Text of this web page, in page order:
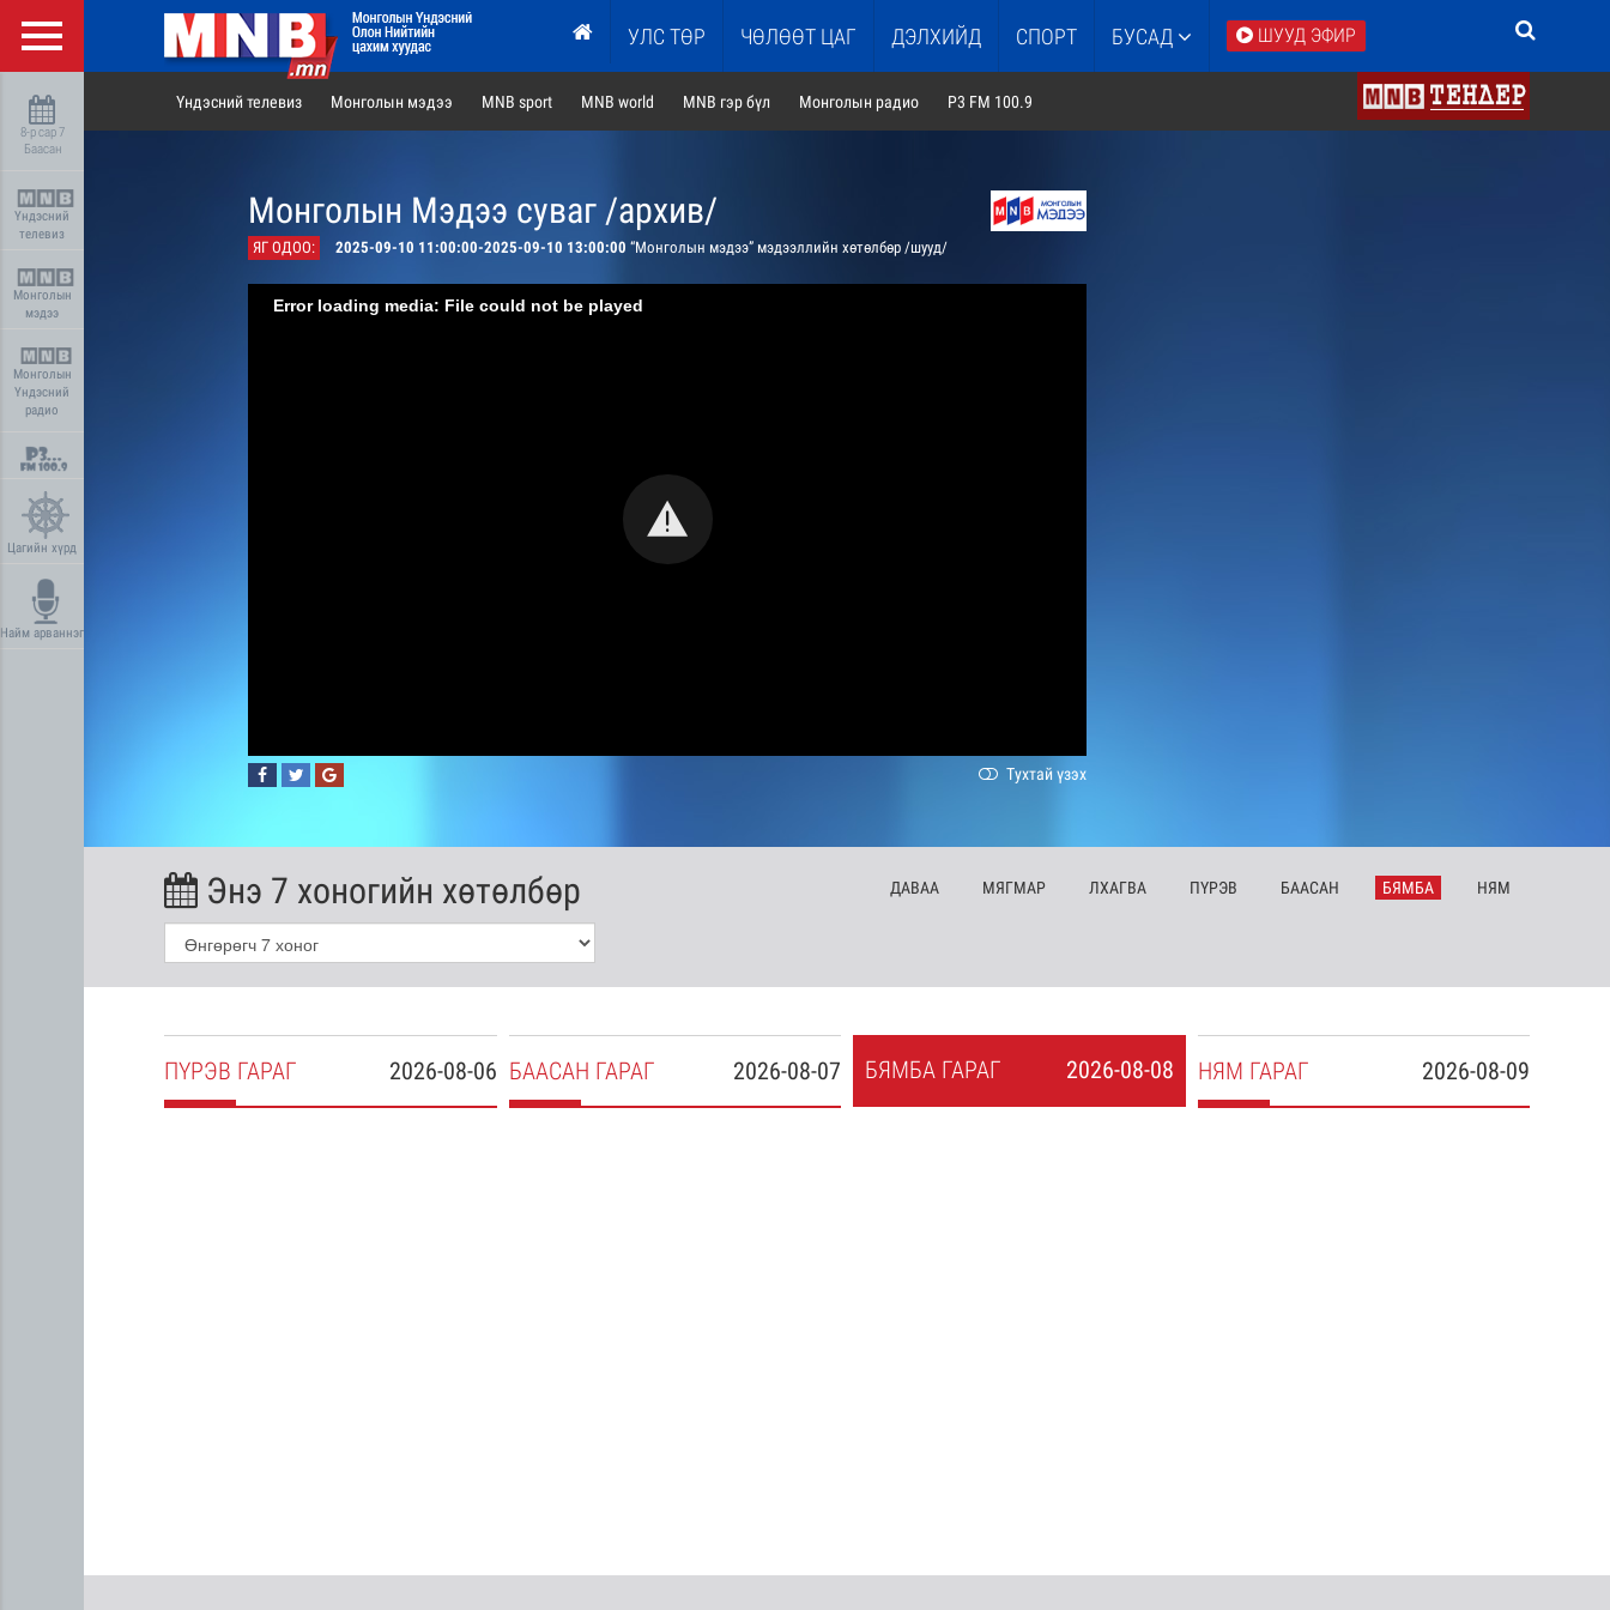
УЛС ТӨР ЧӨЛӨӨТ ЦАГ ДЭЛХИЙД СПОРТ БУСАД ШУУД ЭФИР
8-р сар 7
Баасан
Үндэсний
телевиз
Монголын
мэдээ
Монголын
Үндэсний
радио
Цагийн хүрд
Найм арваннэг
Үндэсний телевиз Монголын мэдээ MNB sport MNB world MNB гэр бүл Монголын радио P3 FM 100.9
Монголын Мэдээ суваг /архив/
ЯГ ОДОО: 2025-09-10 11:00:00-2025-09-10 13:00:00 “Монголын мэдээ” мэдээллийн хөтөлбөр /шууд/
Error loading media: File could not be played
Тухтай үзэх
Энэ 7 хоногийн хөтөлбөр ДАВАА МЯГМАР ЛХАГВА ПҮРЭВ БААСАН БЯМБА НЯМ
2026-08-06
ПҮРЭВ ГАРАГ 2026-08-07
БААСАН ГАРАГ 2026-08-08
БЯМБА ГАРАГ 2026-08-09
НЯМ ГАРАГ